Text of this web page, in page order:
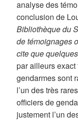
analyse des
conclusion de
Bibliothèque du
de témoignages
cite que
par ailleurs
gendarmes sont
l’un des très
officiers de
justement l’un